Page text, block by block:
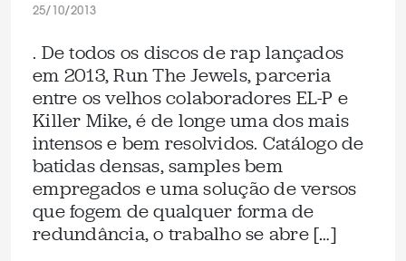
25/10/2013
. De todos os discos de rap lançados
em 2013, Run The Jewels, parceria
entre os velhos colaboradores EL-P e
Killer Mike, é de longe uma dos mais
intensos e bem resolvidos. Catálogo de
batidas densas, samples bem
empregados e uma solução de versos
que fogem de qualquer forma de
redundância, o trabalho se abre […]